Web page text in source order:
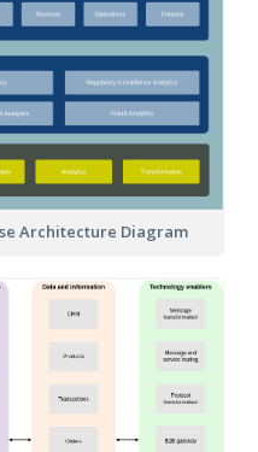
Architecture Diagram